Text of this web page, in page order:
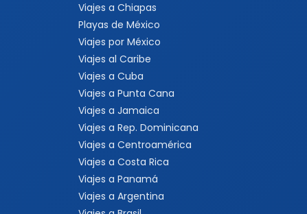
Viajes a Chiapas
Playas de México
Viajes por México
Viajes al Caribe
Viajes a Cuba
Viajes a Punta Cana
Viajes a Jamaica
Viajes a Rep. Dominicana
Viajes a Centroamérica
Viajes a Costa Rica
Viajes a Panamá
Viajes a Argentina